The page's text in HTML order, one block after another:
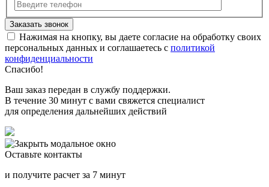
Нажимая на кнопку, вы даете согласие на обработку своих
персональных данных и соглашаетесь с политикой
конфиденциальности
Спасибо!
Ваш заказ передан в службу поддержки.
В течение 30 минут с вами свяжется специалист
для определения дальнейших действий
Оставьте контакты
и получите расчет за 7 минут